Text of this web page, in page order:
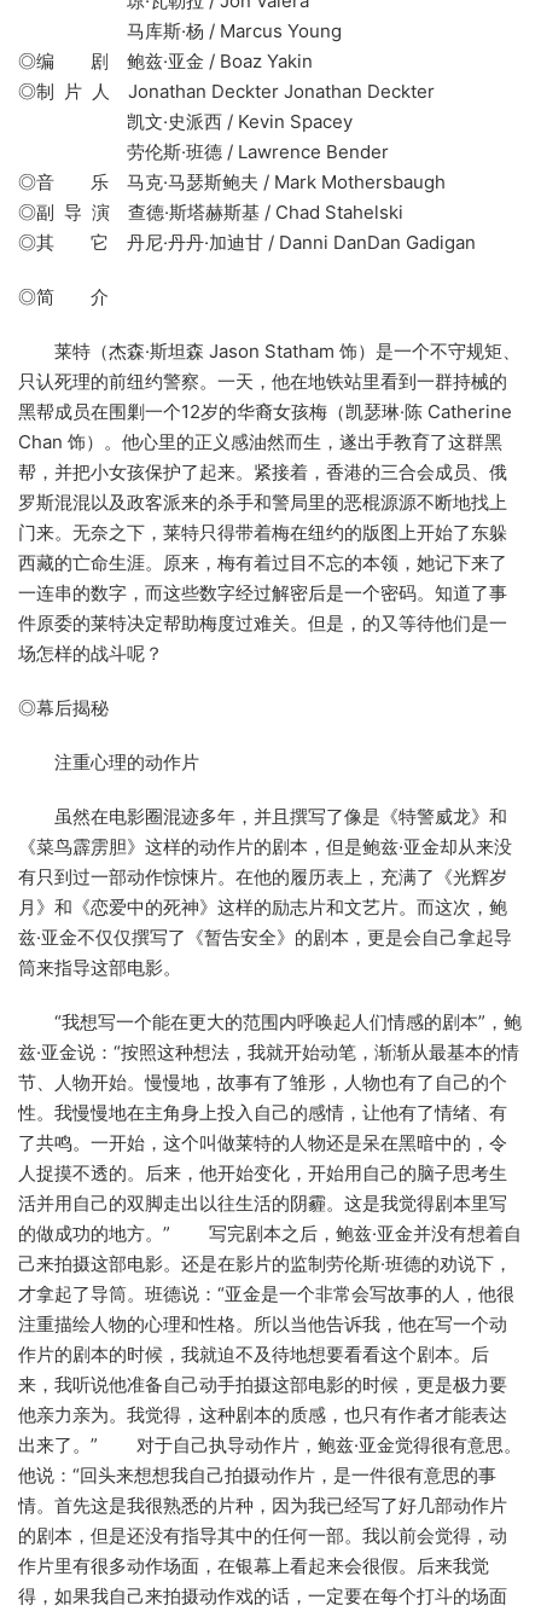
马库斯·杨 / Marcus Young
◎编 剧 鲍兹·亚金 / Boaz Yakin
◎制 片 人 Jonathan Deckter Jonathan Deckter
凯文·史派西 / Kevin Spacey
劳伦斯·班德 / Lawrence Bender
◎音 乐 马克·马瑟斯鲍夫 / Mark Mothersbaugh
◎副 导 演 查德·斯塔赫斯基 / Chad Stahelski
◎其 它 丹尼·丹丹·加迪甘 / Danni DanDan Gadigan
◎简 介
莱特（杰森·斯坦森 Jason Statham 饰）是一个不守规矩、
只认死理的前纽约警察。一天，他在地铁站里看到一群持械的
黑帮成员在围剿一个12岁的华裔女孩梅（凯瑟琳·陈 Catherine
Chan 饰）。他心里的正义感油然而生，遂出手教育了这群黑
帮，并把小女孩保护了起来。紧接着，香港的三合会成员、俄
罗斯混混以及政客派来的杀手和警局里的恶棍源源不断地找上
门来。无奈之下，莱特只得带着梅在纽约的版图上开始了东躲
西藏的亡命生涯。原来，梅有着过目不忘的本领，她记下来了
一连串的数字，而这些数字经过解密后是一个密码。知道了事
件原委的莱特决定帮助梅度过难关。但是，的又等待他们是一
场怎样的战斗呢？
◎幕后揭秘
注重心理的动作片
虽然在电影圈混迹多年，并且撰写了像是《特警威龙》和
《菜鸟霹雳胆》这样的动作片的剧本，但是鲍兹·亚金却从来没
有只到过一部动作惊悚片。在他的履历表上，充满了《光辉岁
月》和《恋爱中的死神》这样的励志片和文艺片。而这次，鲍
兹·亚金不仅仅撰写了《暂告安全》的剧本，更是会自己拿起导
筒来指导这部电影。
“我想写一个能在更大的范围内呼唤起人们情感的剧本”，鲍
兹·亚金说：“按照这种想法，我就开始动笔，渐渐从最基本的情
节、人物开始。慢慢地，故事有了雏形，人物也有了自己的个
性。我慢慢地在主角身上投入自己的感情，让他有了情绪、有
了共鸣。一开始，这个叫做莱特的人物还是呆在黑暗中的，令
人捉摸不透的。后来，他开始变化，开始用自己的脑子思考生
活并用自己的双脚走出以往生活的阴霾。这是我觉得剧本里写
的做成功的地方。” 写完剧本之后，鲍兹·亚金并没有想着自
己来拍摄这部电影。还是在影片的监制劳伦斯·班德的劝说下，
才拿起了导筒。班德说：“亚金是一个非常会写故事的人，他很
注重描绘人物的心理和性格。所以当他告诉我，他在写一个动
作片的剧本的时候，我就迫不及待地想要看看这个剧本。后
来，我听说他准备自己动手拍摄这部电影的时候，更是极力要
他亲力亲为。我觉得，这种剧本的质感，也只有作者才能表达
出来了。” 对于自己执导动作片，鲍兹·亚金觉得很有意思。
他说：“回头来想想我自己拍摄动作片，是一件很有意思的事
情。首先这是我很熟悉的片种，因为我已经写了好几部动作片
的剧本，但是还没有指导其中的任何一部。我以前会觉得，动
作片里有很多动作场面，在银幕上看起来会很假。后来我觉
得，如果我自己来拍摄动作戏的话，一定要在每个打斗的场面